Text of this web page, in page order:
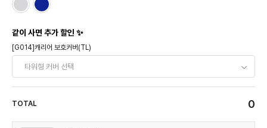
같이 사면 추가 할인 ✨
[G014]캐리어 보호커버(TL)
TOTAL 0